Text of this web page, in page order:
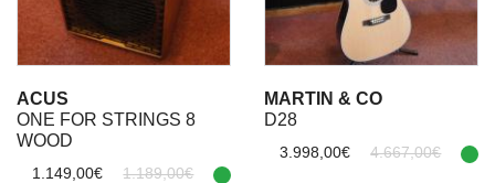
ACUS
ONE FOR STRINGS 8
WOOD
1.149,00€ 1.189,00€
MARTIN & CO
D28
3.998,00€ 4.667,00€